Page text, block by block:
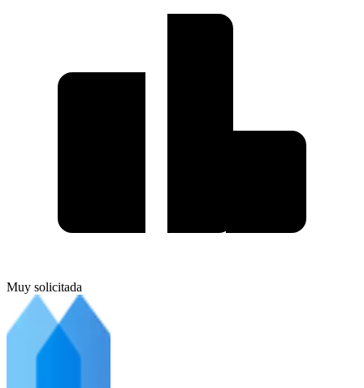
Muy solicitada